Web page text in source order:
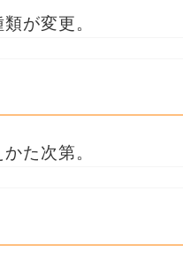
が変更。
た次第。